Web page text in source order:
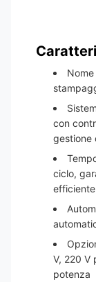
con
gestione
ciclo,
efficiente
V, 220 V
potenza